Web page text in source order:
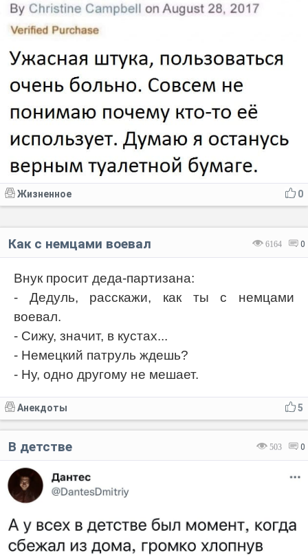
0
Жизненное
6164 0
Как с немцами воевал
Внук просит деда-партизана:
- Дедуль, расскажи, как ты с немцами
воевал.
- Сижу, значит, в кустах...
- Немецкий патруль ждешь?
- Ну, одно другому не мешает.
5
Анекдоты
503 0
В детстве